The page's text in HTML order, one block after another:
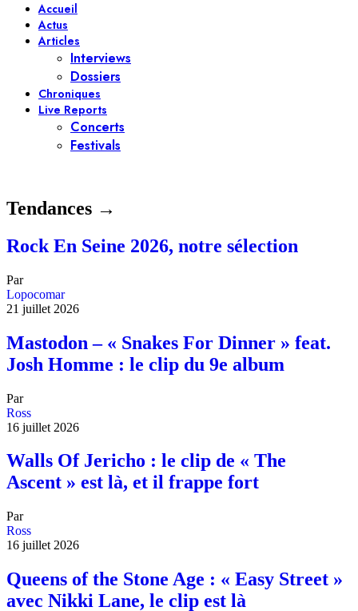
Accueil
Actus
Articles
Interviews
Dossiers
Chroniques
Live Reports
Concerts
Festivals
Tendances →
Rock En Seine 2026, notre sélection
Par
Lopocomar
21 juillet 2026
Mastodon – « Snakes For Dinner » feat.
Josh Homme : le clip du 9e album
Par
Ross
16 juillet 2026
Walls Of Jericho : le clip de « The
Ascent » est là, et il frappe fort
Par
Ross
16 juillet 2026
Queens of the Stone Age : « Easy Street »
avec Nikki Lane, le clip est là